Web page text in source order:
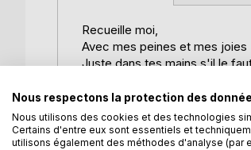
Recueille moi,
Avec mes peines et mes joies
Juste dans tes mains s'il le
Ou dans ton coeur bien au
Simplement avec l'envie de
Ou le désir de me dévorer
Je veux vivre sur tes lèvres
Et exister dans ton esprit
Nous respectons la protection des
Nous utilisons des cookies et des technologies
Certains d'entre eux sont essentiels et
utilisons également des méthodes d'analyse (par